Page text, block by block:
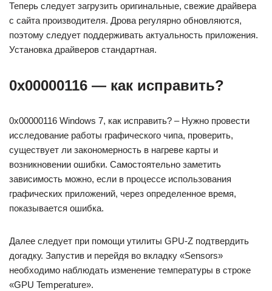
Теперь следует загрузить оригинальные, свежие драйвера
с сайта производителя. Дрова регулярно обновляются,
поэтому следует поддерживать актуальность приложения.
Установка драйверов стандартная.
0x00000116 — как исправить?
0x00000116 Windows 7, как исправить? – Нужно провести
исследование работы графического чипа, проверить,
существует ли закономерность в нагреве карты и
возникновении ошибки. Самостоятельно заметить
зависимость можно, если в процессе использования
графических приложений, через определенное время,
показывается ошибка.
Далее следует при помощи утилиты GPU-Z подтвердить
догадку. Запустив и перейдя во вкладку «Sensors»
необходимо наблюдать изменение температуры в строке
«GPU Temperature».